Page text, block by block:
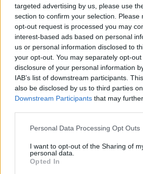
targeted advertising by us, please use
section to confirm your selection. Please
opt-out request is processed you may
interest-based ads based on personal
us or personal information disclosed to
your opt-out. You may separately opt-
disclosure of your personal information
IAB’s list of downstream participants.
also be disclosed by us to third parties
Downstream Participants that may
Please note that this website/app uses
not limited to your visit or usage
grant or deny consent to Google and its
use your data for below specified
Personal Data Processing Opt Outs
I want to opt-out of the Sharing of
personal data.
Opted In
Na območju Gornjega Gradu so
stanovanjsko hišo. Storilec je
ženske ure.
Vir: PU Celje
posameznik kazensko odgovoren za
sovraštva, nasilja ali nestrpnosti.